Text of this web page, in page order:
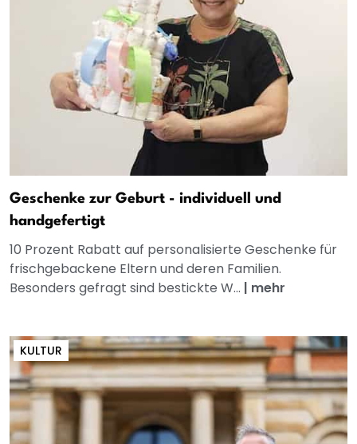
Geschenke zur Geburt - individuell und
handgefertigt
10 Prozent Rabatt auf personalisierte Geschenke für
frischgebackene Eltern und deren Familien.
Besonders gefragt sind bestickte W... | mehr
KULTUR